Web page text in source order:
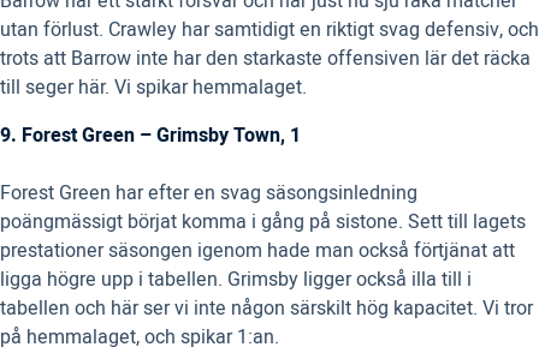
utan förlust. Crawley har samtidigt en riktigt svag defensiv, och
trots att Barrow inte har den starkaste offensiven lär det räcka
till seger här. Vi spikar hemmalaget.
9. Forest Green – Grimsby Town, 1
Forest Green har efter en svag säsongsinledning
poängmässigt börjat komma i gång på sistone. Sett till lagets
prestationer säsongen igenom hade man också förtjänat att
ligga högre upp i tabellen. Grimsby ligger också illa till i
tabellen och här ser vi inte någon särskilt hög kapacitet. Vi tror
på hemmalaget, och spikar 1:an.